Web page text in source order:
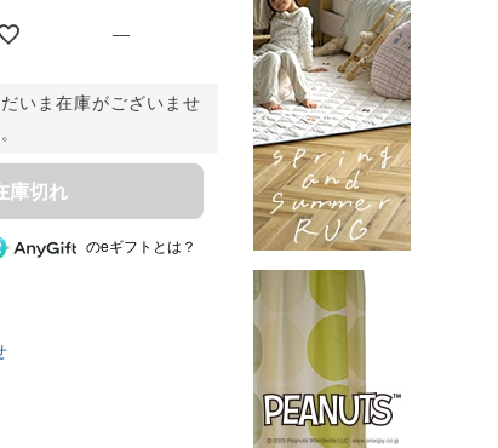
—
いま在庫がございませ
庫切れ
のeギフトとは？